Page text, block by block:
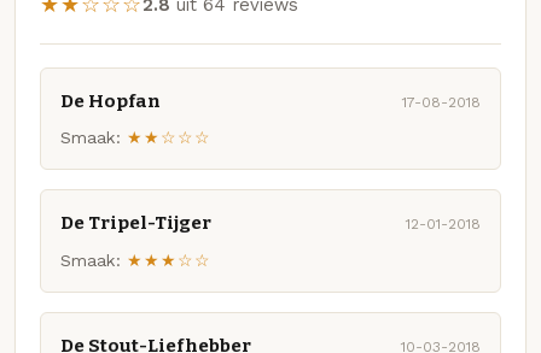
★★☆☆☆2.8 uit 64 reviews
De Hopfan 17-08-2018
Smaak: ★★☆☆☆
De Tripel-Tijger 12-01-2018
Smaak: ★★★☆☆
De Stout-Liefhebber 10-03-2018